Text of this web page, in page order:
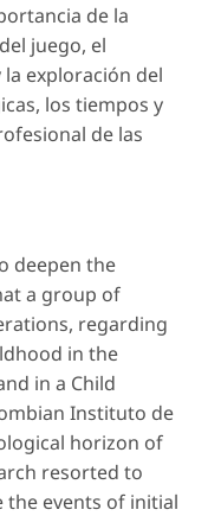
de la
juego, el
exploración del
los tiempos y
de las
deepen the
a group of
regarding
in the
in a Child
Instituto de
horizon of
resorted to
events of initial